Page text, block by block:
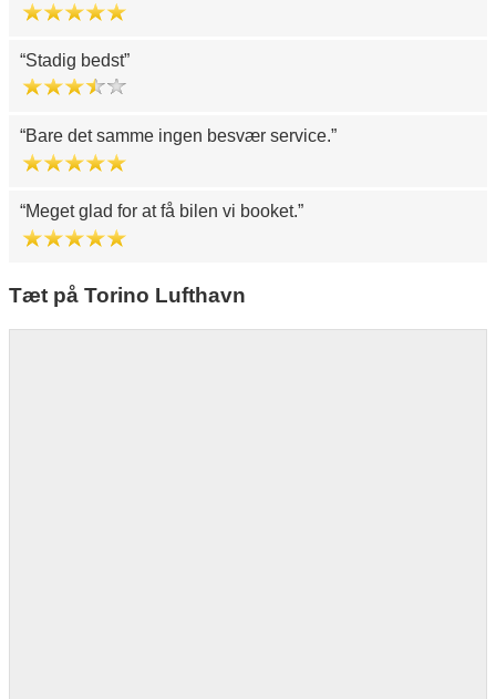
Stadig bedst
Bare det samme ingen besvær service.
Meget glad for at få bilen vi booket.
Tæt på Torino Lufthavn